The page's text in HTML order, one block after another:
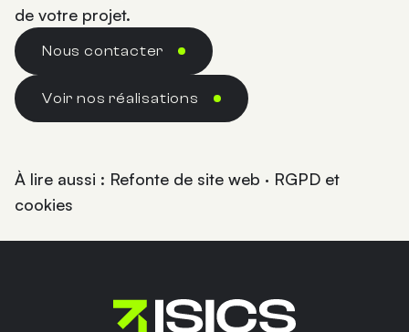
de votre projet.
Nous contacter
Voir nos réalisations
À lire aussi : Refonte de site web · RGPD et
cookies